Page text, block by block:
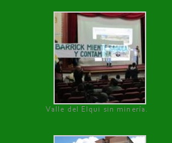
Valle del Elqui sin minería.